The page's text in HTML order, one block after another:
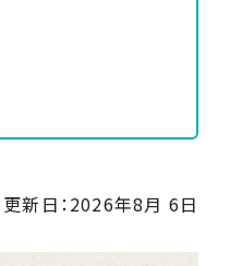
更新日：2026年8月 6日